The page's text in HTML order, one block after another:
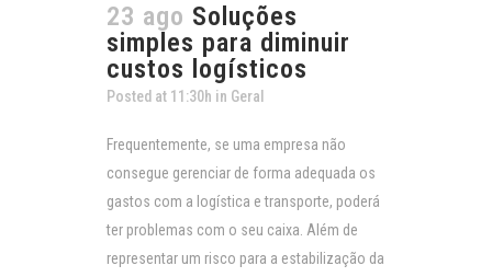
23 ago Soluções
simples para diminuir
custos logísticos
Posted at 11:30h in Geral
Frequentemente, se uma empresa não
consegue gerenciar de forma adequada os
gastos com a logística e transporte, poderá
ter problemas com o seu caixa. Além de
representar um risco para a estabilização da